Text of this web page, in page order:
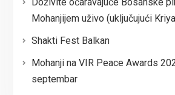
Mohanjijem uživo (uključujući
Shakti Fest Balkan
Mohanji na VIR Peace Awards
septembar